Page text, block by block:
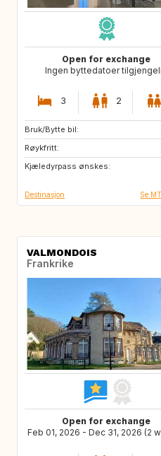
Open for exchange
Ingen byttedatoer
3 2
Bruk/Bytte bil:
Røykfritt:
Kjæledyrpass ønskes:
GR
ES
ES
Destinasjon Se
VALMONDOIS
Frankrike
Open for exchange
Feb 01, 2026 - Dec 31, 2026 (2